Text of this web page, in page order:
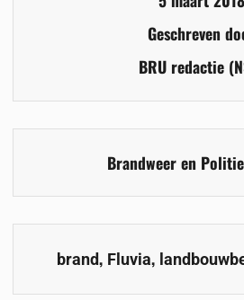
Geschreven
BRU redactie
Brandweer en Politie
brand, Fluvia,